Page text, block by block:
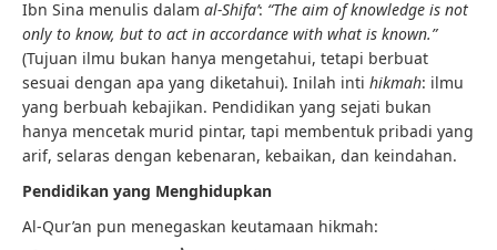
Ibn Sina menulis dalam al-Shifa’: “The aim of knowledge is not
only to know, but to act in accordance with what is known.”
(Tujuan ilmu bukan hanya mengetahui, tetapi berbuat
sesuai dengan apa yang diketahui). Inilah inti hikmah: ilmu
yang berbuah kebajikan. Pendidikan yang sejati bukan
hanya mencetak murid pintar, tapi membentuk pribadi yang
arif, selaras dengan kebenaran, kebaikan, dan keindahan.
Pendidikan yang Menghidupkan
Al-Qur’an pun menegaskan keutamaan hikmah: